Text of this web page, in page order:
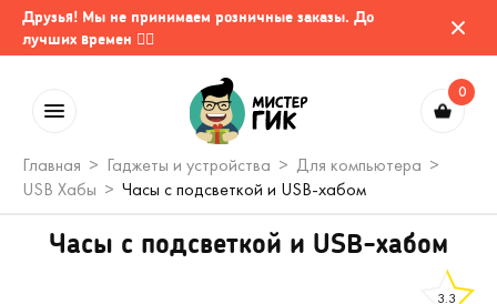
Друзья! Мы не принимаем розничные заказы. До
лучших времен 🤷‍♂️
0
Главная Гаджеты и устройства
Для компьютера
USB Хабы
Часы с подсветкой и USB-хабом
Часы с подсветкой и USB-хабом
3.3